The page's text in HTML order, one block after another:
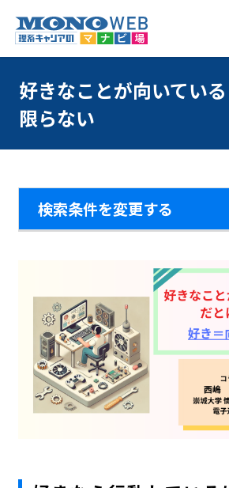
好きなことが向いてい
限らない
検索条件を変更する